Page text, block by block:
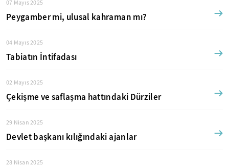
07 Mayıs 2025
Peygamber mi, ulusal kahraman mı?
04 Mayıs 2025
Tabiatın İntifadası
02 Mayıs 2025
Çekişme ve saflaşma hattındaki Dürziler
29 Nisan 2025
Devlet başkanı kılığındaki ajanlar
28 Nisan 2025